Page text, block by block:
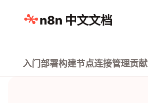
n8n 中文文档
入门部署构建节点连接管理贡献